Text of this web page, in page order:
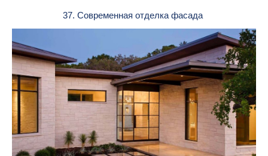
37. Современная отделка фасада